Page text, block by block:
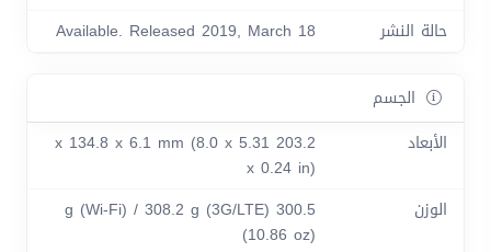
حالة النشر
Available. Released 2019, March 18
الجسم
الأبعاد
203.2 x 134.8 x 6.1 mm (8.0 x 5.31
x 0.24 in)
الوزن
300.5 g (Wi-Fi) / 308.2 g (3G/LTE)
(10.86 oz)